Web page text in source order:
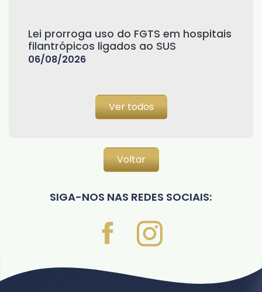
Lei prorroga uso do FGTS em hospitais
filantrópicos ligados ao SUS
06/08/2026
Ver todos
Voltar
SIGA-NOS NAS REDES SOCIAIS: